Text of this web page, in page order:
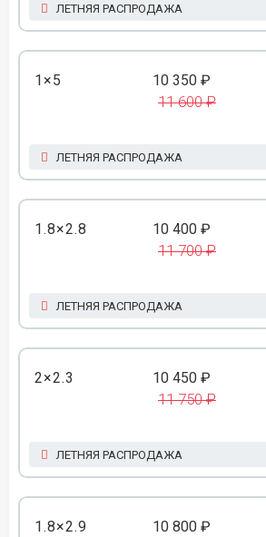
ЛЕТНЯЯ РАСПРОДАЖА
1×5 10 350 ₽
11 600 ₽
ЛЕТНЯЯ РАСПРОДАЖА
1.8×2.8 10 400 ₽
11 700 ₽
ЛЕТНЯЯ РАСПРОДАЖА
2×2.3 10 450 ₽
11 750 ₽
ЛЕТНЯЯ РАСПРОДАЖА
1.8×2.9 10 800 ₽